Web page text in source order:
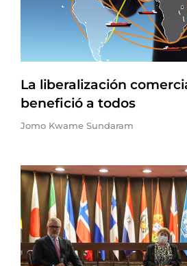
La liberalización
benefició a todos
Jomo Kwame Sundaram